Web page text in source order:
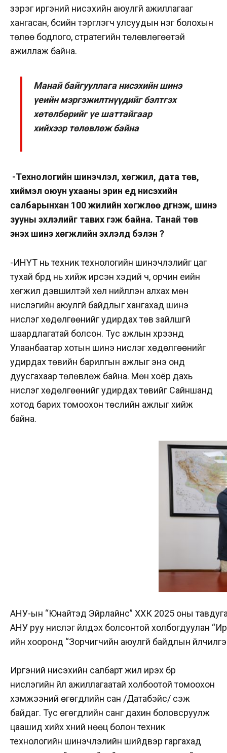
зэрэг иргэний нисэхийн аюулгүй ажиллагааг
хангасан, бүсийн тэргүүлэгч улсуудын нэг болохын
төлөө бодлого, стратегийн төлөвлөгөөтэй
ажиллаж байна.
Манай байгууллага нисэхийн шинэ
үеийн мэргэжилтнүүдийг бэлтгэх
хөтөлбөрийг үе шаттайгаар
хийхээр төлөвлөж байна
-Технологийн шинэчлэл, хөгжил, дата төв,
хиймэл оюун ухааны эрин үед нисэхийн
салбарынхан 100 жилийн хөгжлөө дүгнэж, шинэ
зууны эхлэлийг тавих гэж байна. Танай төв
энэхүү шинэ хөгжлийн эхлэлд бэлэн үү?
-ИНҮТ нь техник технологийн шинэчлэлийг цаг
тухай бүрд нь хийж ирсэн хэдий ч, орчин үеийн
хөгжил дэвшилтэй хөл нийлүүлэн алхах мөн
нислэгийн аюулгүй байдлыг хангахад шинэ
нислэг хөдөлгөөнийг удирдах төв зайлшгүй
шаардлагатай болсон. Тус ажлын хүрээнд
Улаанбаатар хотын шинэ нислэг хөдөлгөөнийг
удирдах төвийн барилгын ажлыг энэ онд
дуусгахаар төлөвлөж байна. Мөн хоёр дахь
нислэг хөдөлгөөнийг удирдах төвийг Сайншанд
хотод барих томоохон төслийн ажлыг хийж
байна.
АНУ-ын “Юнайтэд Эйрлайнс” ХХК 2025 оны
АНУ руу нислэг үйлдэх болсонтой холбогдуулан
ийн хооронд “Зорчигчийн аюулгүй байдлын
Иргэний нисэхийн салбарт жил ирэх бүр
нислэгийн үйл ажиллагаатай холбоотой томоохон
хэмжээний өгөгдлийн сан /Датабэйс/ үүсэж
байдаг. Тус өгөгдлийн санг дахин боловсруулж
цаашид хийх хүний нөөц болон техник
технологийн шинэчлэлийн шийдвэр гаргахад